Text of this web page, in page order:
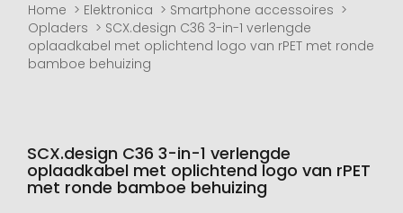
Home Elektronica
Smartphone accessoires
Opladers
SCX.design C36 3-in-1 verlengde
oplaadkabel met oplichtend logo van rPET met ronde
bamboe behuizing
SCX.design C36 3-in-1 verlengde
oplaadkabel met oplichtend logo van rPET
met ronde bamboe behuizing